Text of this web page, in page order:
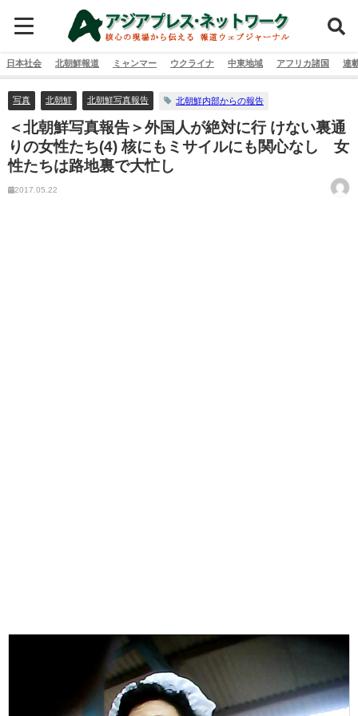
日本社会 北朝鮮報道 ミャンマー ウクライナ 中東地域 アフリカ諸国 連
写真 北朝鮮 北朝鮮写真報告 北朝鮮内部からの報告
＜北朝鮮写真報告＞外国人が絶対に行 けない裏通
りの女性たち(4) 核にもミサイルにも関心なし 女
性たちは路地裏で大忙し
2017.05.22